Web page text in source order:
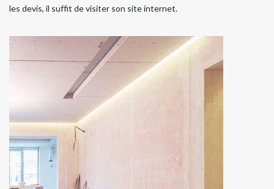
les devis, il suffit de visiter son site internet.